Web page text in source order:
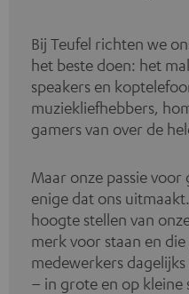
Bij Teufel richten we
het beste doen: het
speakers en
muziekliefhebbers,
gamers van over de
Maar onze passie
enige dat ons
hoogte stellen van
merk voor staan en
medewerkers
– in grote en op kleine